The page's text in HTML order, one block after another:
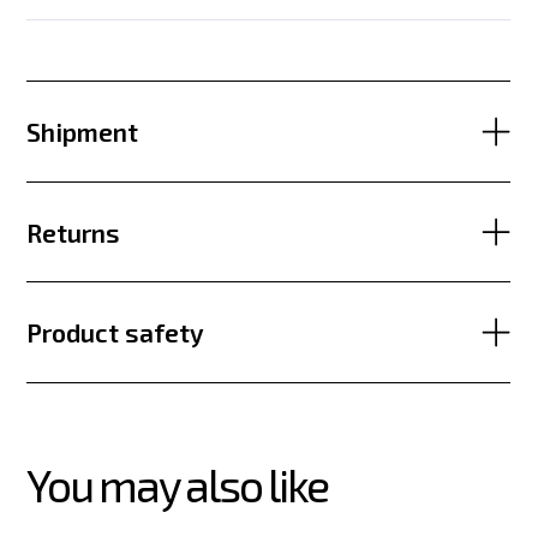
Shipment
Returns
Product safety
You may also like